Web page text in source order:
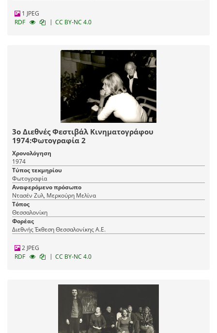
1 JPEG
RDF
| CC BY-NC 4.0
3ο Διεθνές Φεστιβάλ Κινηματογράφου
1974:Φωτογραφία 2
Χρονολόγηση
1974
Τύπος τεκμηρίου
Φωτογραφία
Αναφερόμενο πρόσωπο
Ντασέν Ζυλ, Μερκούρη Μελίνα
Τόπος
Θεσσαλονίκη
Φορέας
Διεθνής Έκθεση Θεσσαλονίκης Α.Ε.
2 JPEG
RDF
| CC BY-NC 4.0